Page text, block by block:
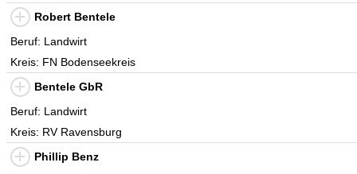
Robert Bentele
Beruf: Landwirt
Kreis: FN Bodenseekreis
Bentele GbR
Beruf: Landwirt
Kreis: RV Ravensburg
Phillip Benz